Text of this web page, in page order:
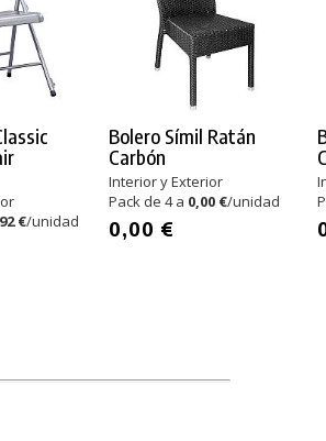
€/unidad
Bolero Símil Ratán
Carbón
Interior y Exterior
Pack de 4 a 0,00 €/unidad
0,00 €